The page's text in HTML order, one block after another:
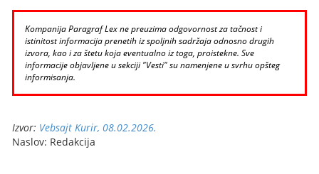
Kompanija Paragraf Lex ne preuzima odgovornost za tačnost i
istinitost informacija prenetih iz spoljnih sadržaja odnosno drugih
izvora, kao i za štetu koja eventualno iz toga, proistekne. Sve
informacije objavljene u sekciji "Vesti" su namenjene u svrhu opšteg
informisanja.
Izvor: Vebsajt Kurir, 08.02.2026.
Naslov: Redakcija